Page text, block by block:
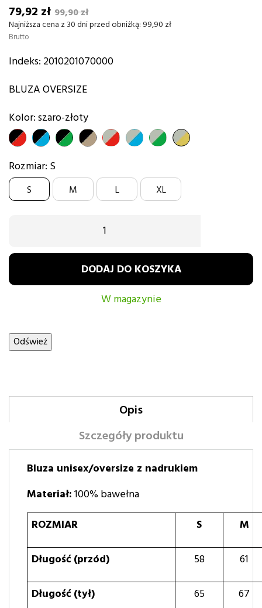
79,92 zł 99,90 zł
Najniższa cena z 30 dni przed obniżką: 99,90 zł
Brutto
Indeks: 2010201070000
BLUZA OVERSIZE
Kolor: szaro-złoty
czarno-
czerwony
czarno-
niebieski
czarno-czarny-szaro-szaro-szaro-szaro-
Rozmiar: S
S M L XL
DODAJ DO KOSZYKA
W magazynie
Opis
Szczegóły produktu
Bluza unisex/oversize z nadrukiem
Materiał:100% bawełna
ROZMIAR
S M
Długość (przód) 58 61
Długość (tył) 65 67